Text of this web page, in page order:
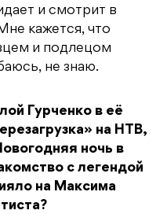
и смотрит в
кажется, что
и подлецом
не знаю.
Гурченко в её
на НТВ,
ночь в
с легендой
на Максима